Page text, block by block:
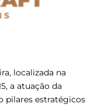
localizada na
a atuação da
pilares estratégicos